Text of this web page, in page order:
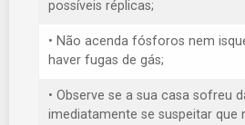
possíveis réplicas;
• Não acenda fósforos nem
haver fugas de gás;
• Observe se a sua casa sofreu
imediatamente se suspeitar que